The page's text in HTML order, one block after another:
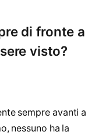
di fronte a
visto?
sempre avanti a
nessuno ha la